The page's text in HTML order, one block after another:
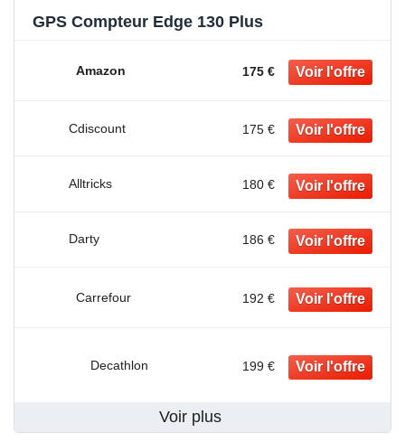
GPS Compteur Edge 130 Plus
Amazon 175 €
Cdiscount 175 €
Alltricks 180 €
Darty 186 €
Carrefour 192 €
Decathlon 199 €
Voir plus